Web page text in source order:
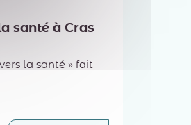
santé à Cras
la santé » fait